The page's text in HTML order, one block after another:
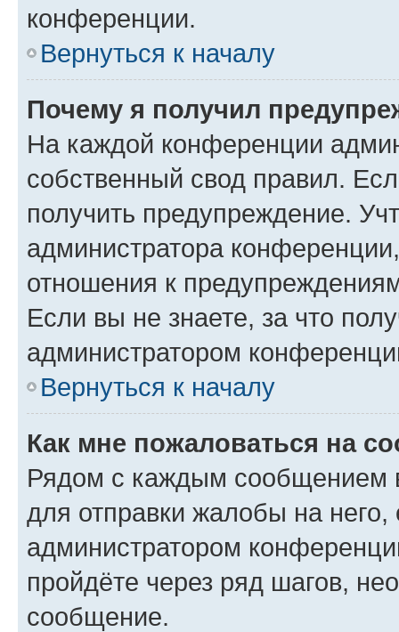
конференции.
Вернуться к началу
Почему я получил
На каждой конференции
собственный свод правил.
получить предупреждение.
администратора
отношения к
Если вы не знаете, за что
администратором
Вернуться к началу
Как мне пожаловаться на
Рядом с каждым сообщением
для отправки жалобы на
администратором
пройдёте через ряд шагов,
сообщение.